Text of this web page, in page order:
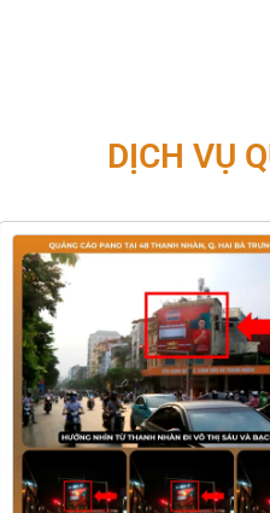
DỊCH VỤ